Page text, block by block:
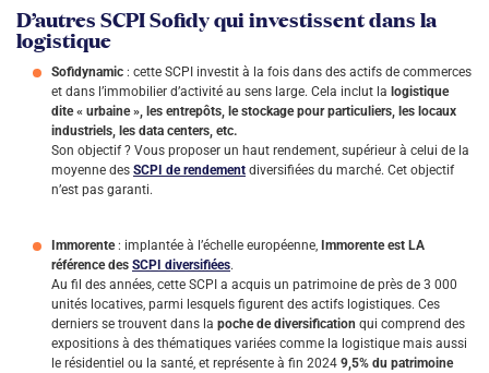
D’autres SCPI Sofidy qui investissent dans la
logistique
Sofidynamic : cette SCPI investit à la fois dans des actifs de commerces
et dans l’immobilier d’activité au sens large. Cela inclut la logistique
dite « urbaine », les entrepôts, le stockage pour particuliers, les locaux
industriels, les data centers, etc.
Son objectif ? Vous proposer un haut rendement, supérieur à celui de la
moyenne des SCPI de rendement diversifiées du marché. Cet objectif
n’est pas garanti.
Immorente: implantée à l’échelle européenne, Immorente est LA
référence des SCPI diversifiées.
Au fil des années, cette SCPI a acquis un patrimoine de près de 3 000
unités locatives, parmi lesquels figurent des actifs logistiques. Ces
derniers se trouvent dans la poche de diversification qui comprend des
expositions à des thématiques variées comme la logistique mais aussi
le résidentiel ou la santé, et représente à fin 2024 9,5% du patrimoine